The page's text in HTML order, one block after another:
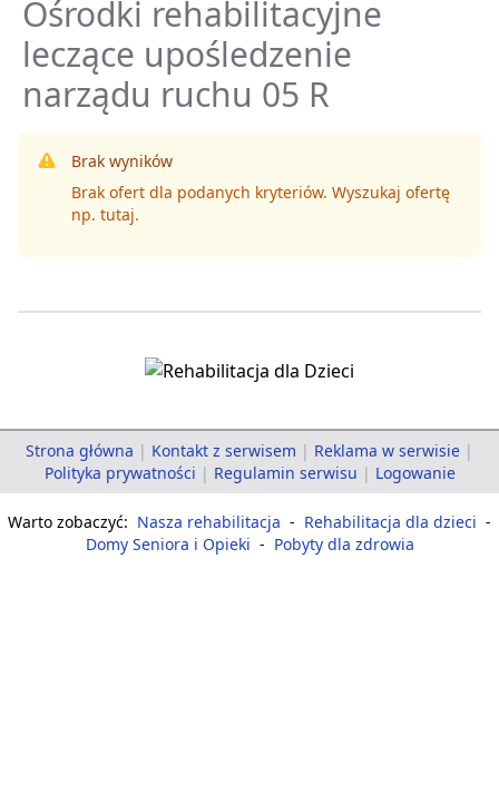
Ośrodki rehabilitacyjne
leczące upośledzenie
narządu ruchu 05 R
Brak wyników
Brak ofert dla podanych kryteriów. Wyszukaj ofertę
np. tutaj.
Strona główna | Kontakt z serwisem | Reklama w serwisie |
Polityka prywatności | Regulamin serwisu | Logowanie
Warto zobaczyć: Nasza rehabilitacja - Rehabilitacja dla dzieci -
Domy Seniora i Opieki - Pobyty dla zdrowia